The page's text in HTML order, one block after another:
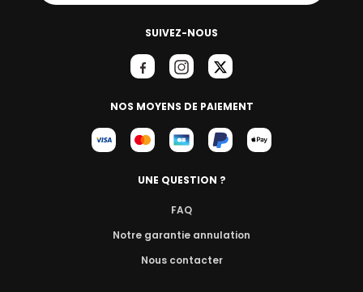
SUIVEZ-NOUS
NOS MOYENS DE PAIEMENT
UNE QUESTION ?
FAQ
Notre garantie annulation
Nous contacter